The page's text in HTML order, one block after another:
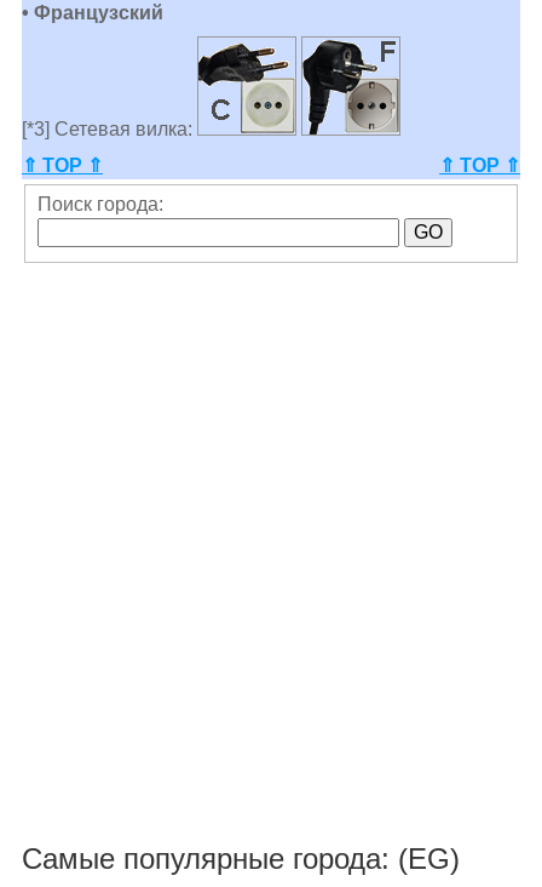
• Французский
[*3] Сетевая вилка:
⇑ TOP ⇑
⇑ TOP ⇑
Поиск города:
Самые популярные города: (EG)